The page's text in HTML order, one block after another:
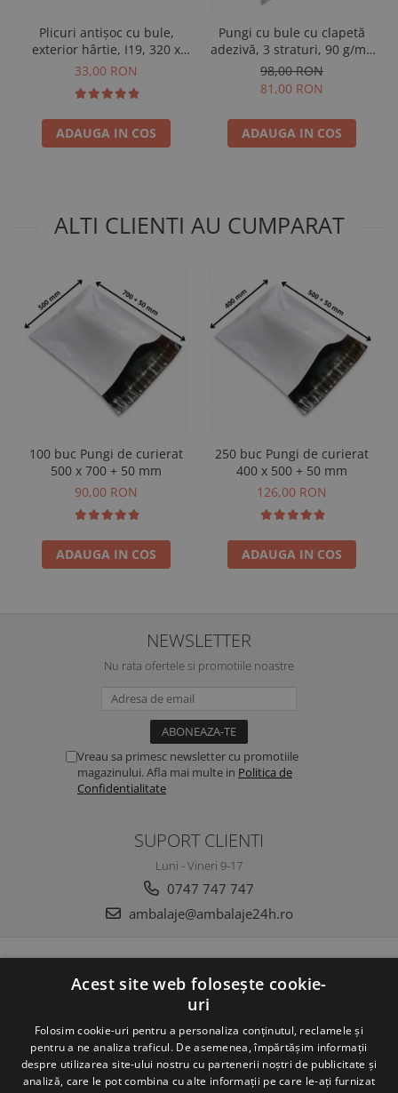
Plicuri antișoc cu bule,
exterior hârtie, I19, 320 x
455 + 50 mm, 20 buc
33,00 RON
ADAUGA IN COS
Pungi cu bule cu clapetă
adezivă, 3 straturi, 90 g/m²,
200 x 300 + 50 mm, 100 buc
98,00 RON
81,00 RON
ADAUGA IN COS
ALTI CLIENTI AU CUMPARAT
100 buc Pungi de curierat
500 x 700 + 50 mm
90,00 RON
ADAUGA IN COS
250 buc Pungi de curierat
400 x 500 + 50 mm
126,00 RON
ADAUGA IN COS
NEWSLETTER
Nu rata ofertele si promotiile noastre
Vreau sa primesc newsletter cu promotiile
magazinului. Afla mai multe in Politica de
Confidentialitate
SUPORT CLIENTI
Luni - Vineri 9-17
0747 747 747
ambalaje@ambalaje24h.ro
CLIENTI
DATE COMERCIALE
Acest site web folosește cookie-
uri
Folosim cookie-uri pentru a personaliza conținutul, reclamele și
pentru a ne analiza traficul. De asemenea, împărtășim informații
despre utilizarea site-ului nostru cu partenerii noștri de publicitate și
analiză, care le pot combina cu alte informații pe care le-ați furnizat